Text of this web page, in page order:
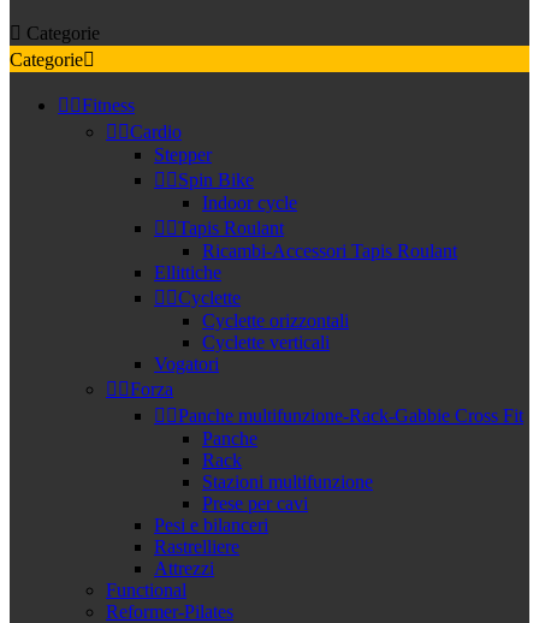
 Categorie
Categorie
 Fitness
 Cardio
Stepper
 Spin Bike
Indoor cycle
 Tapis Roulant
Ricambi-Accessori Tapis Roulant
Ellittiche
 Cyclette
Cyclette orizzontali
Cyclette verticali
Vogatori
 Forza
 Panche multifunzione-Rack-Gabbie Cross Fit
Panche
Rack
Stazioni multifunzione
Prese per cavi
Pesi e bilanceri
Rastrelliere
Attrezzi
Functional
Reformer-Pilates